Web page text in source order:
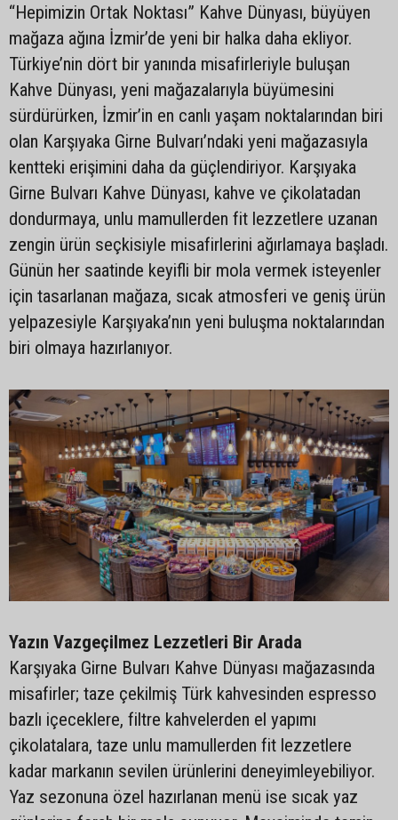
“Hepimizin Ortak Noktası” Kahve Dünyası, büyüyen
mağaza ağına İzmir’de yeni bir halka daha ekliyor.
Türkiye’nin dört bir yanında misafirleriyle buluşan
Kahve Dünyası, yeni mağazalarıyla büyümesini
sürdürürken, İzmir’in en canlı yaşam noktalarından biri
olan Karşıyaka Girne Bulvarı’ndaki yeni mağazasıyla
kentteki erişimini daha da güçlendiriyor. Karşıyaka
Girne Bulvarı Kahve Dünyası, kahve ve çikolatadan
dondurmaya, unlu mamullerden fit lezzetlere uzanan
zengin ürün seçkisiyle misafirlerini ağırlamaya başladı.
Günün her saatinde keyifli bir mola vermek isteyenler
için tasarlanan mağaza, sıcak atmosferi ve geniş ürün
yelpazesiyle Karşıyaka’nın yeni buluşma noktalarından
biri olmaya hazırlanıyor.
Yazın Vazgeçilmez Lezzetleri Bir Arada
Karşıyaka Girne Bulvarı Kahve Dünyası mağazasında
misafirler; taze çekilmiş Türk kahvesinden espresso
bazlı içeceklere, filtre kahvelerden el yapımı
çikolatalara, taze unlu mamullerden fit lezzetlere
kadar markanın sevilen ürünlerini deneyimleyebiliyor.
Yaz sezonuna özel hazırlanan menü ise sıcak yaz